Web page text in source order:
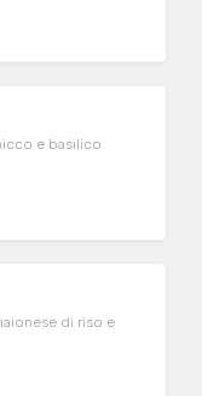
alla griglia, strachicco e basilico
di riso e